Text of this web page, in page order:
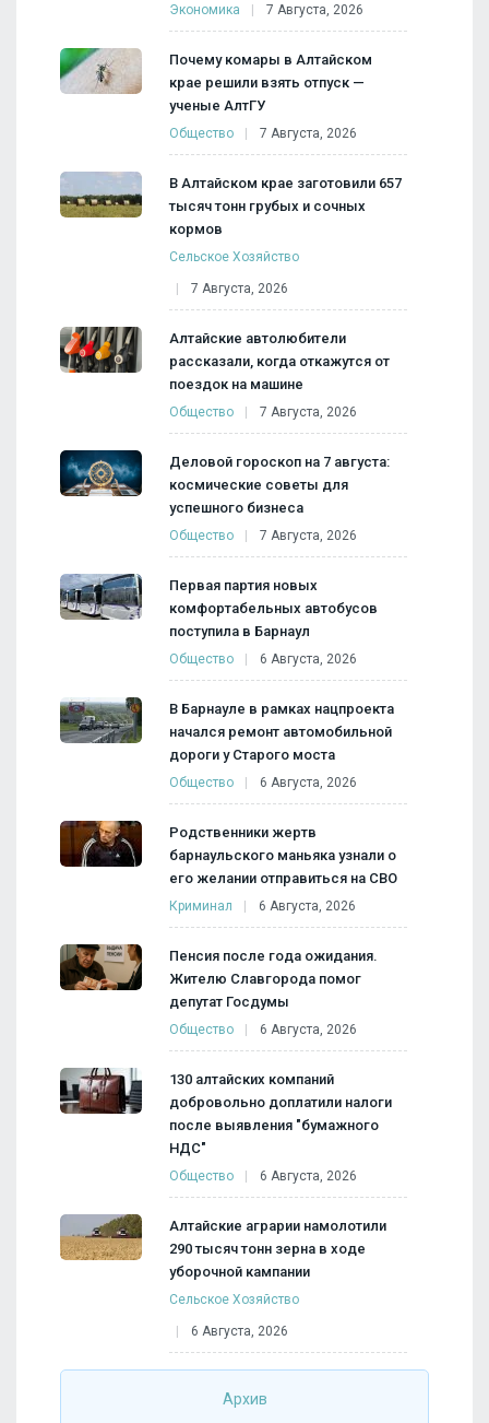
Экономика 7 Августа, 2026
Почему комары в Алтайском
крае решили взять отпуск —
ученые АлтГУ
Общество 7 Августа, 2026
В Алтайском крае заготовили 657
тысяч тонн грубых и сочных
кормов
Сельское Хозяйство
7 Августа, 2026
Алтайские автолюбители
рассказали, когда откажутся от
поездок на машине
Общество 7 Августа, 2026
Деловой гороскоп на 7 августа:
космические советы для
успешного бизнеса
Общество 7 Августа, 2026
Первая партия новых
комфортабельных автобусов
поступила в Барнаул
Общество 6 Августа, 2026
В Барнауле в рамках нацпроекта
начался ремонт автомобильной
дороги у Старого моста
Общество 6 Августа, 2026
Родственники жертв
барнаульского маньяка узнали о
его желании отправиться на СВО
Криминал 6 Августа, 2026
Пенсия после года ожидания.
Жителю Славгорода помог
депутат Госдумы
Общество 6 Августа, 2026
130 алтайских компаний
добровольно доплатили налоги
после выявления "бумажного
НДС"
Общество 6 Августа, 2026
Алтайские аграрии намолотили
290 тысяч тонн зерна в ходе
уборочной кампании
Сельское Хозяйство
6 Августа, 2026
Архив